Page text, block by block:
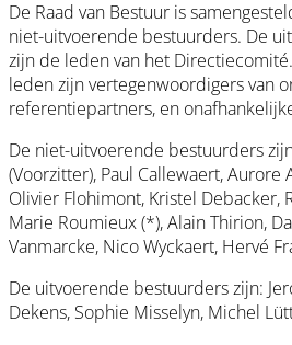
De Raad van Bestuur is
niet-uitvoerende bestuurders. De
zijn de leden van het
leden zijn vertegenwoordigers van
referentiepartners, en
De niet-uitvoerende bestuurders
(Voorzitter), Paul Callewaert, Aurore
Olivier Flohimont, Kristel Debacker,
Marie Roumieux (*), Alain Thirion,
Vanmarcke, Nico Wyckaert, Hervé
De uitvoerende bestuurders zijn:
Dekens, Sophie Misselyn, Michel